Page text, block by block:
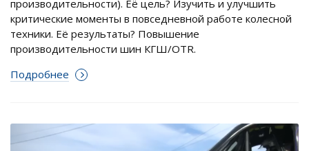
производительности). Её цель? Изучить и улучшить
критические моменты в повседневной работе колесной
техники. Её результаты? Повышение
производительности шин КГШ/OTR.
Подробнее